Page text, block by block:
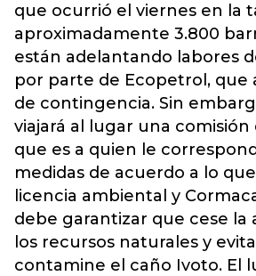
que ocurrió el viernes en la
aproximadamente 3.800
están adelantando labores
por parte de Ecopetrol, que
de contingencia. Sin
viajará al lugar una comisión
que es a quien le
medidas de acuerdo a lo
licencia ambiental y
debe garantizar que cese la
los recursos naturales y
contamine el caño Ivoto. El